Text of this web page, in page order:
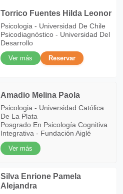
Torrico Fuentes Hilda Leonor
Psicologia - Universidad De Chile
Psicodiagnóstico - Universidad Del
Desarrollo
Ver más
Reservar
Amadio Melina Paola
Psicologia - Universidad Católica
De La Plata
Posgrado En Psicología Cognitiva
Integrativa - Fundación Aiglé
Ver más
Silva Enrione Pamela
Alejandra